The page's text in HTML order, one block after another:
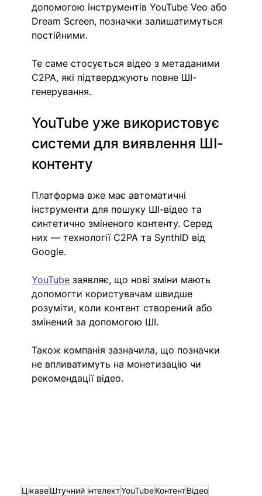
допомогою інструментів YouTube Veo або
Dream Screen, позначки залишатимуться
постійними.
Те саме стосується відео з метаданими
C2PA, які підтверджують повне ШІ-
генерування.
YouTube уже використовує
системи для виявлення ШІ-
контенту
Платформа вже має автоматичні
інструменти для пошуку ШІ-відео та
синтетично зміненого контенту. Серед
них — технології C2PA та SynthID від
Google.
YouTube заявляє, що нові зміни мають
допомогти користувачам швидше
розуміти, коли контент створений або
змінений за допомогою ШІ.
Також компанія зазначила, що позначки
не впливатимуть на монетизацію чи
рекомендації відео.
ЦікавеШтучний інтелектYouTubeКонтентВідео